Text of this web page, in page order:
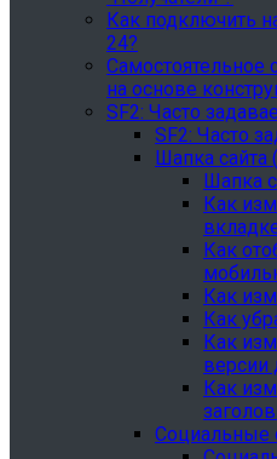
Как подключить
24?
Самостоятельное
на основе
SF2: Часто
SF2: Часто
Шапка сайта
Шапка
Как
Как
Как
Как
Как
версии
Как
Социальные